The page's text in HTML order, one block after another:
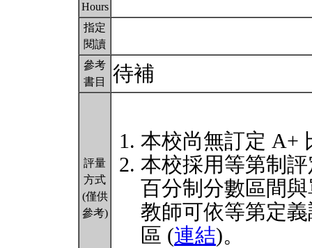
Hours
指定
閱讀
參考
書目
待補
評量
方式
(僅供
參考)
本校尚無訂定 A+
本校採用等第制
百分制分數區間
教師可依等第定
區 (連結)。